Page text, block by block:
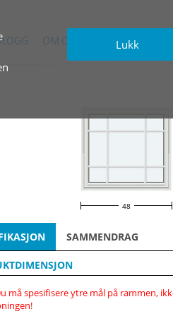
Lukk
OM OSS KONTAKTER
48
SAMMENDRAG
må spesifisere ytre mål på rammen,